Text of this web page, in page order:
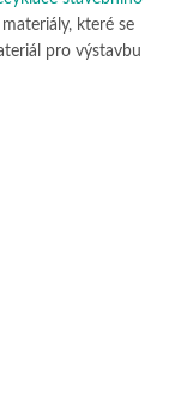
které se
pro výstavbu